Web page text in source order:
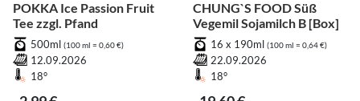
POKKA Ice Passion Fruit
Tee zzgl. Pfand
500ml (100 ml = 0,60 €)
12.09.2026
18°
CHUNG`S FOOD Süß
Vegemil Sojamilch B [Box]
16 x 190ml (100 ml = 0,64 €)
22.09.2026
18°